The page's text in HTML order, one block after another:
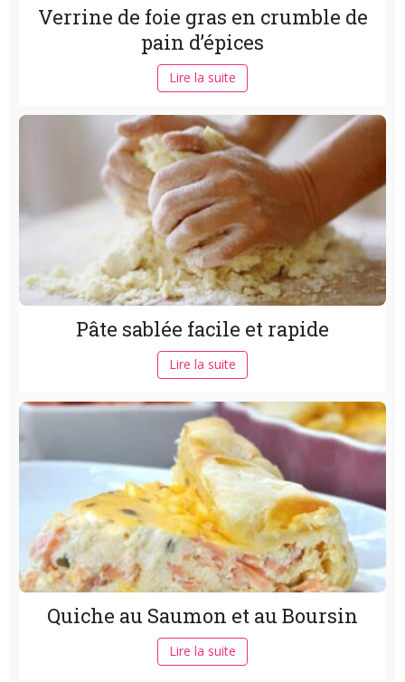
Verrine de foie gras en crumble de
pain d’épices
Lire la suite
Pâte sablée facile et rapide
Lire la suite
Quiche au Saumon et au Boursin
Lire la suite